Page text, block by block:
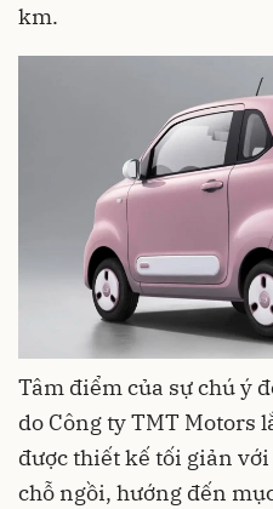
km.
Tâm điểm của sự chú ý
do Công ty TMT Motors
được thiết kế tối giản
chỗ ngồi, hướng đến